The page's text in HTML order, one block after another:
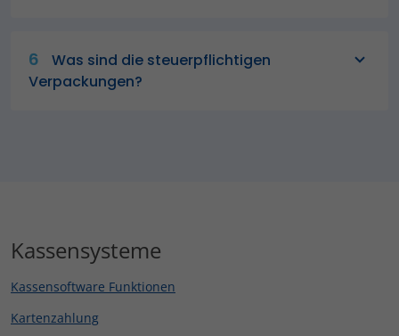
6
Was sind die steuerpflichtigen
Verpackungen?
Kassensysteme
Kassensoftware Funktionen
Kartenzahlung